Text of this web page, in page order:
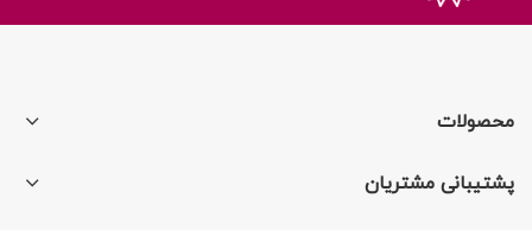
محصولات
پشتیبانی مشتریان